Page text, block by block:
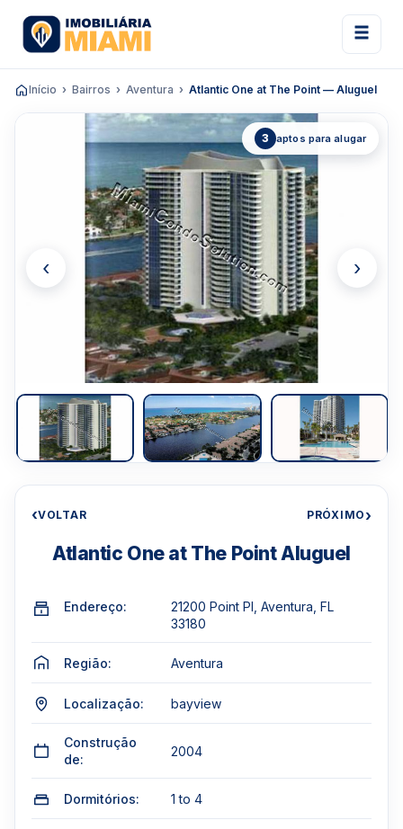
Início Bairros Aventura Atlantic One at The Point — Aluguel
3 aptos para alugar
‹ ›
‹VOLTAR PRÓXIMO›
Atlantic One at The Point Aluguel
Endereço:
21200 Point Pl, Aventura, FL
33180
Região: Aventura
Localização: bayview
Construção
de:
2004
Dormitórios: 1 to 4